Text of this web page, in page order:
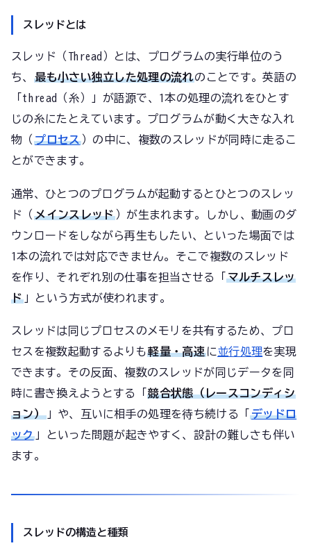
スレッドとは
スレッド（Thread）とは、プログラムの実行単位のう
ち、 最も小さい独立した処理の流れのことです。英語の
「thread（糸）」が語源で、1本の処理の流れをひとす
じの糸にたとえています。プログラムが動く大きな入れ
物（ プロセス ）の中に、複数のスレッドが同時に走るこ
とができます。
通常、ひとつのプログラムが起動するとひとつのスレッ
ド（ メインスレッド ）が生まれます。しかし、動画のダ
ウンロードをしながら再生もしたい、といった場面では
1本の流れでは対応できません。そこで複数のスレッド
を作り、それぞれ別の仕事を担当させる「マルチスレッ
ド」という方式が使われます。
スレッドは同じプロセスのメモリを共有するため、プロ
セスを複数起動するよりも 軽量・高速に並行処理を実現
できます。その反面、複数のスレッドが同じデータを同
時に書き換えようとする「 競合状態（レースコンディシ
ョン）」や、互いに相手の処理を待ち続ける「デッドロ
ック 」といった問題が起きやすく、設計の難しさも伴い
ます。
スレッドの構造と種類